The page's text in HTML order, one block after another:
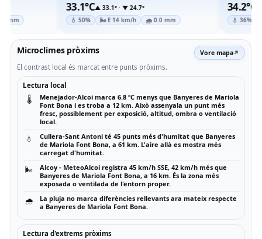
▲ 33.1° · ▼ 24.7°
💧 50%
🌬 E 14 km/h 🌧 0.0 mm
▲ 34.3° · ▼ 20.5°
💧 36%
🌬 NO 3.6 km/h
Microclimes pròxims
El contrast local és marcat entre punts pròxims.
Vore mapa
Lectura local
🌡️
Menejador-Alcoi marca 6.8 ºC menys que Banyeres de Mariola
Font Bona i es troba a 12 km. Això assenyala un punt més
fresc, possiblement per exposició, altitud, ombra o ventilació
local.
💧
Cullera-Sant Antoni té 45 punts més d'humitat que Banyeres
de Mariola Font Bona, a 61 km. L'aire allà es mostra més
carregat d'humitat.
🌬️
Alcoy - MeteoAlcoi registra 45 km/h SSE, 42 km/h més que
Banyeres de Mariola Font Bona, a 16 km. És la zona més
exposada o ventilada de l'entorn proper.
🌧️
La pluja no marca diferències rellevants ara mateix respecte
a Banyeres de Mariola Font Bona.
Lectura d'extrems pròxims